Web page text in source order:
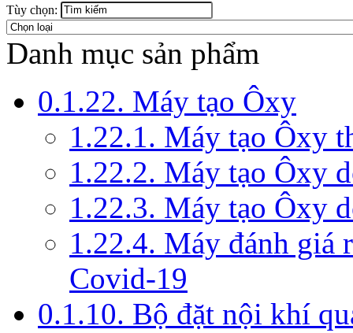
Tùy chọn:
Danh mục sản phẩm
0.1.22. Máy tạo Ôxy
1.22.1. Máy tạo Ôxy
1.22.2. Máy tạo Ôxy
1.22.3. Máy tạo Ôxy
1.22.4. Máy đánh giá
Covid-19
0.1.10. Bộ đặt nội khí